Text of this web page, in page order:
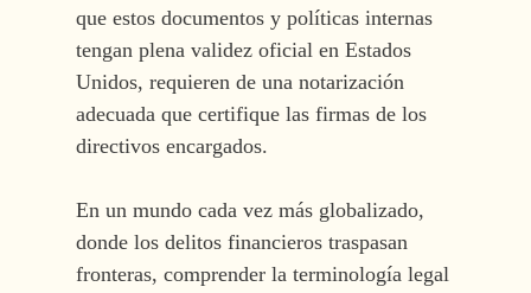
que estos documentos y políticas internas
tengan plena validez oficial en Estados
Unidos, requieren de una notarización
adecuada que certifique las firmas de los
directivos encargados.
En un mundo cada vez más globalizado,
donde los delitos financieros traspasan
fronteras, comprender la terminología legal